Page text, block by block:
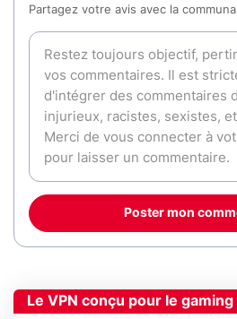
Partagez votre avis avec la
Poster mon
Le VPN conçu pour le gaming